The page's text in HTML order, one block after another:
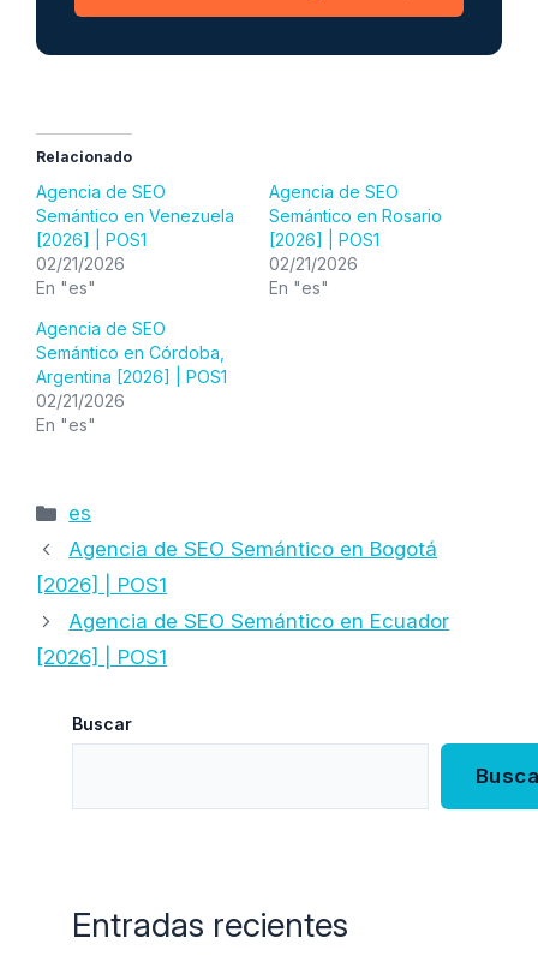
Relacionado
Agencia de SEO
Semántico en Venezuela
[2026] | POS1
02/21/2026
En "es"
Agencia de SEO
Semántico en Rosario
[2026] | POS1
02/21/2026
En "es"
Agencia de SEO
Semántico en Córdoba,
Argentina [2026] | POS1
02/21/2026
En "es"
Categorías
es
Agencia de SEO Semántico en Bogotá
[2026] | POS1
Agencia de SEO Semántico en Ecuador
[2026] | POS1
Buscar
Entradas recientes